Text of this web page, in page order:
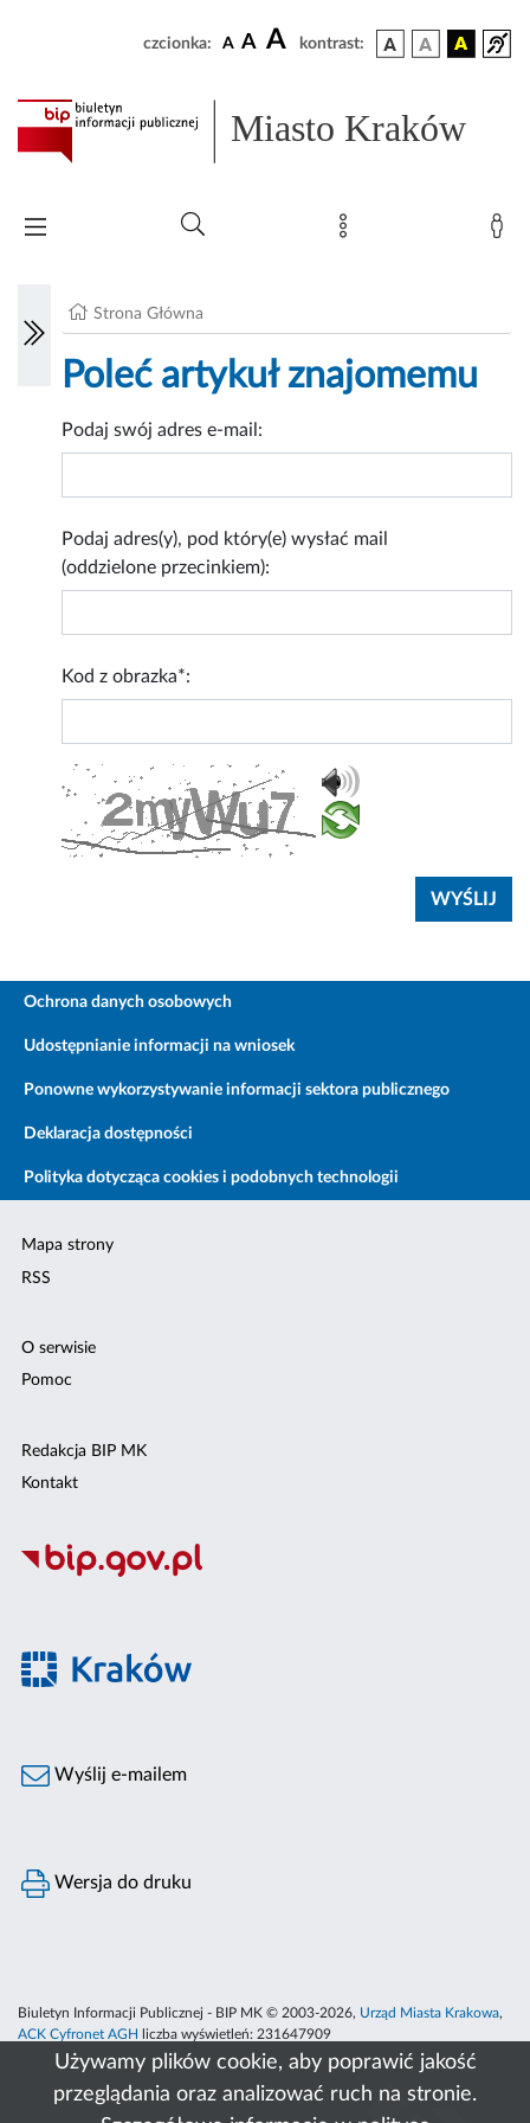
Używamy plików cookie, aby poprawić jakość
przeglądania oraz analizować ruch na stronie.
czcionka: A A A kontrast:
Miasto Kraków
Strona Główna
Poleć artykuł znajomemu
Podaj swój adres e-mail:
Podaj adres(y), pod który(e) wysłać mail
(oddzielone przecinkiem):
Kod z obrazka*:
Ochrona danych osobowych
Udostępnianie informacji na wniosek
Ponowne wykorzystywanie informacji sektora publicznego
Deklaracja dostępności
Polityka dotycząca cookies i podobnych technologii
Mapa strony
RSS
O serwisie
Pomoc
Redakcja BIP MK
Kontakt
Wyślij e-mailem
Wersja do druku
Biuletyn Informacji Publicznej - BIP MK © 2003-2026, Urząd Miasta Krakowa,
ACK Cyfronet AGH
liczba wyświetleń: 231647909